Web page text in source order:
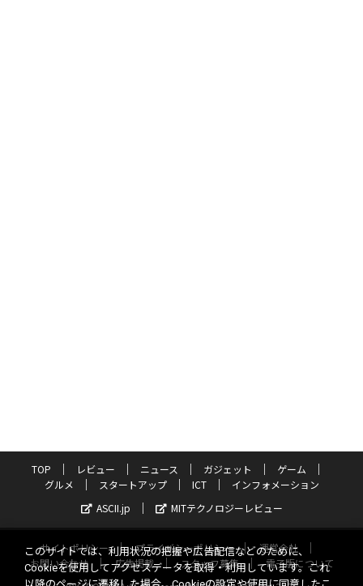
TOP レビュー ニュース ガジェット
ゲーム
グルメ
スタートアップ ICT
インフォメーション
ASCII.jp
MITテクノロジーレビュー
サイトポリシー プライバシーポリシー
運営会社
お問い合わせ
広告掲載 スタッフ募集
電子版について
このサイトでは、利用状況の把握や広告配信などのために、
Cookieを使用してアクセスデータを取得・利用しています。これ